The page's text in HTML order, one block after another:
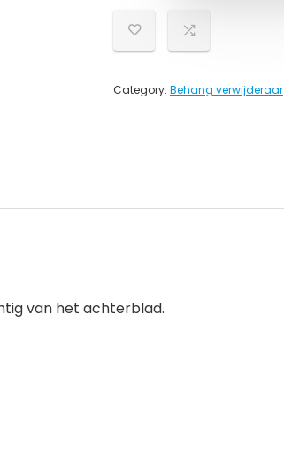
Category: Behang verwijderaar
van het achterblad.